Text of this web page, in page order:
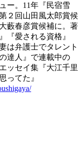
ー。11年『民宿雪
２回山田風太郎賞候
藪春彦賞候補に。著
『愛される資格』
は弁護士でタレント
達人』で連載中の
ッセイ集『大江千里
ってた』